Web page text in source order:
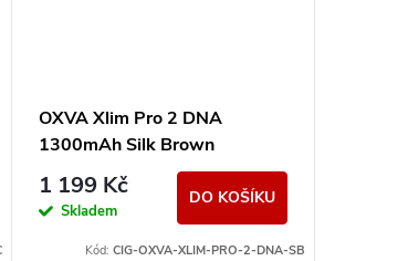
OXVA Xlim Pro 2 DNA
1300mAh Silk Brown
1 199 Kč
Skladem
DO KOŠÍKU
Kód: CIG-OXVA-XLIM-PRO-2-DNA-SB